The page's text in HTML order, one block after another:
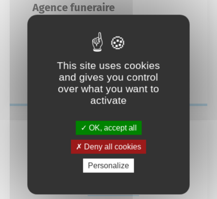
Recensement des jeunes
Service-public.fr
Des actions fortes
Espace Naturel Sensible des Mourres
Consignes de tri
Agence funeraire
agence-funeraire-olivier@orange.fr
En savoir plus
Agence funéraire
7 avenue andré
This site uses cookies
and gives you control
over what you want to
activate
OK, accept all
Deny all cookies
Personalize